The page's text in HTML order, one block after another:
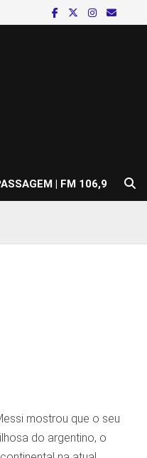
| FM 106,9
mostrou que o seu
do argentino, o